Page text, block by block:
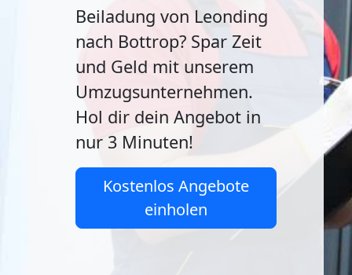
Beiladung von Leonding
nach Bottrop? Spar Zeit
und Geld mit unserem
Umzugsunternehmen.
Hol dir dein Angebot in
nur 3 Minuten!
Kostenlos Angebote
einholen